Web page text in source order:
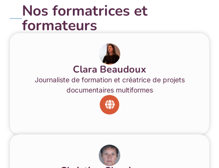
Nos formatrices et
formateurs
Clara Beaudoux
Journaliste de formation et créatrice de projets
documentaires multiformes